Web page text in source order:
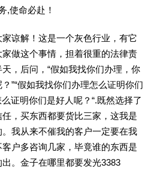
,使命必赴！
谅解！这是一个灰色行业，有它
做这个事情，担着很重的法律责
，后问，“假如我找你们办理，你
”“假如我找你们办理怎么证明你们
么证明你们是好人呢？“.既然选择了
，买东西都要货比三家，这我是
我从来不催我的客户一定要在我
户多咨询几家，毕竟谁的东西是
。金子在哪里都要发光3383